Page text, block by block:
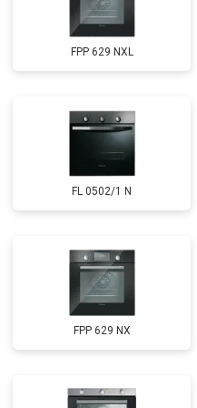
FPP 629 NXL
FL 0502/1 N
FPP 629 NX